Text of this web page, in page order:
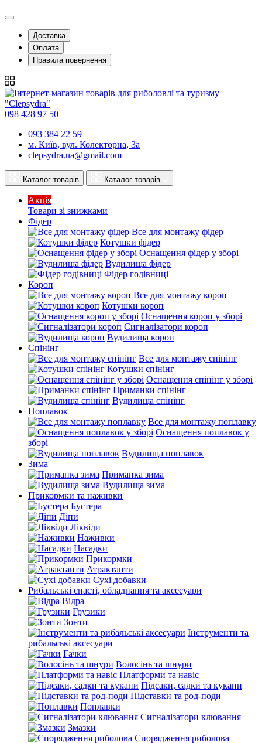
Доставка
Оплата
Правила повернення
098 428 97 50
093 384 22 59
м. Київ, вул. Колекторна, 3а
clepsydra.ua@gmail.com
Каталог товарів Каталог товарів
Акція
Товари зі знижками
Фідер
Все для монтажу фідер
Котушки фідер
Оснащення фідер у зборі
Вудилища фідер
Фідер годівниці
Короп
Все для монтажу короп
Котушки короп
Оснащення короп у зборі
Сигналізатори короп
Вудилища короп
Спінінг
Все для монтажу спінінг
Котушки спінінг
Оснащення спінінг у зборі
Приманки спінінг
Вудилища спінінг
Поплавок
Все для монтажу поплавку
Оснащення поплавок у
зборі
Вудилища поплавок
Зима
Приманка зима
Вудилища зима
Прикормки та наживки
Бустера
Діпи
Ліквіди
Наживки
Насадки
Прикормки
Атрактанти
Сухі добавки
Рибальські снасті, обладнання та аксесуари
Відра
Грузики
Зонти
Інструменти та
рибальські аксесуари
Гачки
Волосінь та шнури
Платформи та навіс
Підсаки, садки та кукани
Підставки та род-поди
Поплавки
Сигналізатори клювання
Змазки
Спорядження риболова